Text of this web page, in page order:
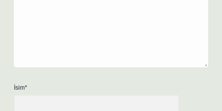
İsim*